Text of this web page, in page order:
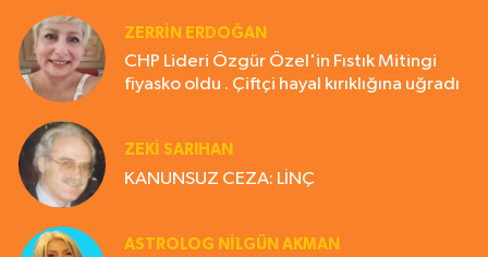
ZERRIN ERDOĞAN
CHP Lideri Özgür Özel'in Fıstık Mitingi
fiyasko oldu . Çiftçi hayal kırıklığına uğradı
ZEKI SARIHAN
KANUNSUZ CEZA: LİNÇ
ASTROLOG NILGÜN AKMAN